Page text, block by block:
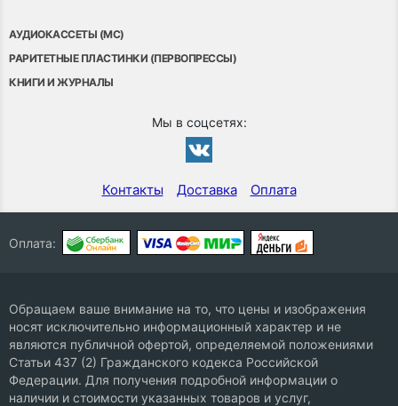
АУДИОКАССЕТЫ (MC)
РАРИТЕТНЫЕ ПЛАСТИНКИ (ПЕРВОПРЕССЫ)
КНИГИ И ЖУРНАЛЫ
Мы в соцсетях:
Контакты Доставка Оплата
Оплата:
Обращаем ваше внимание на то, что цены и изображения
носят исключительно информационный характер и не
являются публичной офертой, определяемой положениями
Статьи 437 (2) Гражданского кодекса Российской
Федерации. Для получения подробной информации о
наличии и стоимости указанных товаров и услуг,